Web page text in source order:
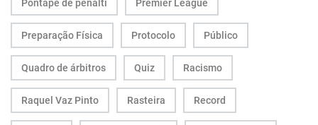
Pontapé de penálti Premier League
Preparação Física Protocolo Público
Quadro de árbitros Quiz Racismo
Raquel Vaz Pinto Rasteira Record